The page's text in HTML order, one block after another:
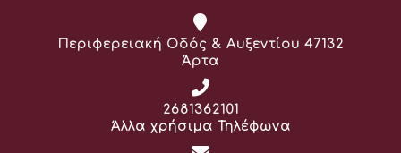
Διεύθυνση:
Περιφερειακή Οδός & Αυξεντίου 47132
Άρτα
Τηλέφωνο:
2681362101
Άλλα χρήσιμα Τηλέφωνα